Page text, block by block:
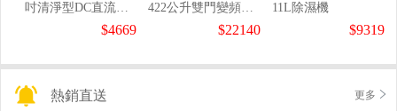
吋清淨型DC直流風
$4669
422公升雙門變頻冰
$22140
11L除濕機
$9319
熱銷直送 更多